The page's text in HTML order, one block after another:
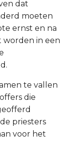
dat
moeten
ernst en na
worden in een
te vallen
die
priesters
voor het